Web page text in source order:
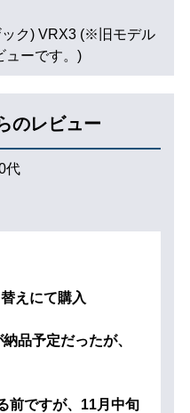
ク) VRX3 (※旧モデル
ューです。)
のレビュー
代
えにて購入
品予定だったが、
前ですが、11月中旬